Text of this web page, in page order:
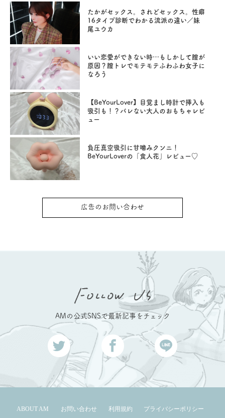
たかがセックス。されどセックス。性癖
16タイプ診断でわかる流派の違い／妹
尾ユウカ
いい恋愛ができない時…もしかして膣が
原因？膣トレでモテモテふわふわ女子に
なろう
【BeYourLover】目覚まし時計で挿入も
吸引も！？バレない大人のおもちゃレビ
ュー
負圧真空吸引に甘噛みクンニ！
BeYourLoverの「食人花」レビュー♡
広告のお問い合わせ
AMの公式SNSで最新記事をチェック
ABOUT AM お問い合わせ 利用規約 プライバシーポリシー